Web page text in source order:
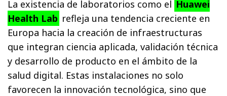
La existencia de laboratorios como el Huawei
Health Lab refleja una tendencia creciente en
Europa hacia la creación de infraestructuras
que integran ciencia aplicada, validación técnica
y desarrollo de producto en el ámbito de la
salud digital. Estas instalaciones no solo
favorecen la innovación tecnológica, sino que